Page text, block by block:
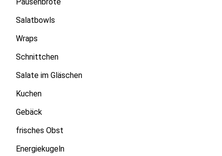
Salatbowls
Wraps
Schnittchen
Salate im Gläschen
Kuchen
Gebäck
frisches Obst
Energiekugeln